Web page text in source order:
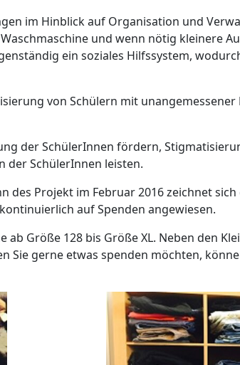
im Hinblick auf Organisation und
und wenn nötig kleinere
ein soziales Hilfssystem,
von Schülern mit
der SchülerInnen fördern,
der SchülerInnen leisten.
des Projekt im Februar 2016 zeichnet
auf Spenden angewiesen.
Größe 128 bis Größe XL. Neben den
Sie gerne etwas spenden möchten,